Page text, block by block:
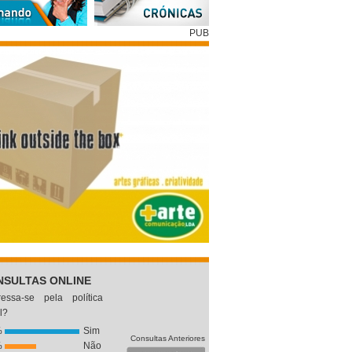
PUB
ONLINE
se pela política
Sim
Não
Consultas Anteriores